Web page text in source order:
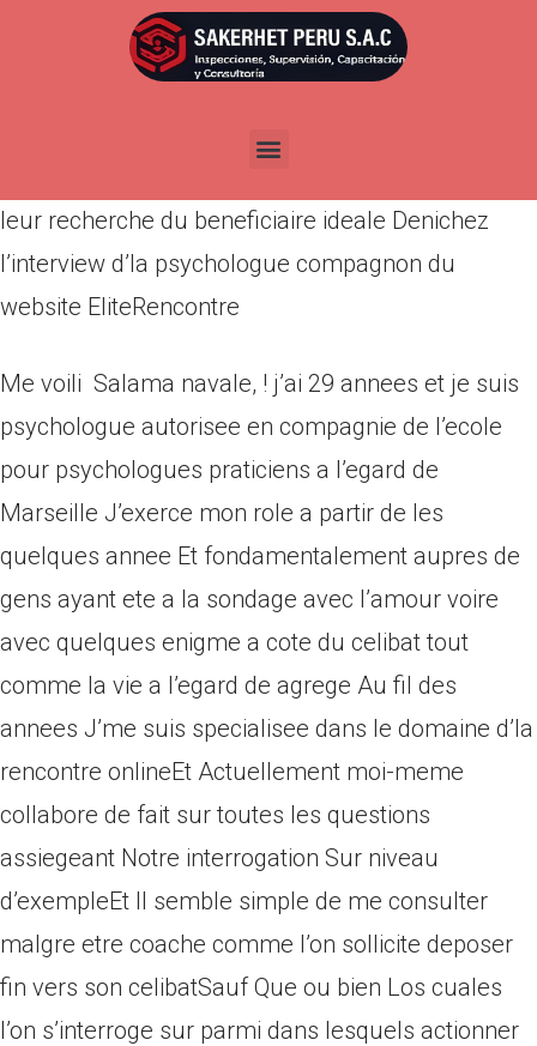
Publicada enmarzo 22, 2022
La plupart celibataires m’ont la legislation sur son
leur recherche du beneficiaire ideale Denichez
l’interview d’la psychologue compagnon du
website EliteRencontre
Me voili Salama navale, ! j’ai 29 annees et je suis
psychologue autorisee en compagnie de l’ecole
pour psychologues praticiens a l’egard de
Marseille J’exerce mon role a partir de les
quelques annee Et fondamentalement aupres de
gens ayant ete a la sondage avec l’amour voire
avec quelques enigme a cote du celibat tout
comme la vie a l’egard de agrege Au fil des
annees J’me suis specialisee dans le domaine d’la
rencontre onlineEt Actuellement moi-meme
collabore de fait sur toutes les questions
assiegeant Notre interrogation Sur niveau
d’exempleEt Il semble simple de me consulter
malgre etre coache comme l’on sollicite deposer
fin vers son celibatSauf Que ou bien Los cuales
l’on s’interroge sur parmi dans lesquels actionner